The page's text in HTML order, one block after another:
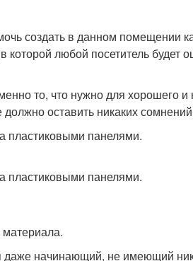
создать в данном помещении
любой посетитель будет
то, что нужно для хорошего и
оставить никаких
даже начинающий, не имеющий